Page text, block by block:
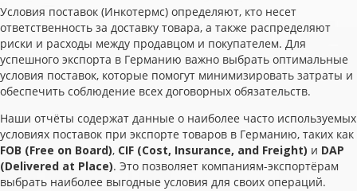
Условия поставок (Инкотермс) определяют, кто несет
ответственность за доставку товара, а также распределяют
риски и расходы между продавцом и покупателем. Для
успешного экспорта в Германию важно выбрать оптимальные
условия поставок, которые помогут минимизировать затраты и
обеспечить соблюдение всех договорных обязательств.
Наши отчёты содержат данные о наиболее часто используемых
условиях поставок при экспорте товаров в Германию, таких как
FOB (Free on Board), CIF (Cost, Insurance, and Freight) и DAP
(Delivered at Place). Это позволяет компаниям-экспортёрам
выбрать наиболее выгодные условия для своих операций.